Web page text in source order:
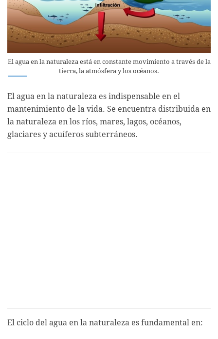
El agua en la naturaleza está en constante movimiento a través de la
tierra, la atmósfera y los océanos.
El agua en la naturaleza es indispensable en el
mantenimiento de la vida. Se encuentra distribuida en
la naturaleza en los ríos, mares, lagos, océanos,
glaciares y acuíferos subterráneos.
El ciclo del agua en la naturaleza es fundamental en: